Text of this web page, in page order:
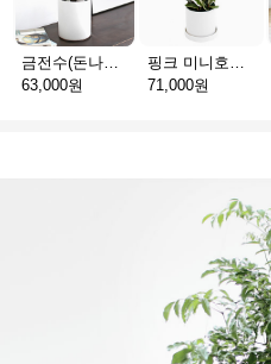
63,000원
71,000원